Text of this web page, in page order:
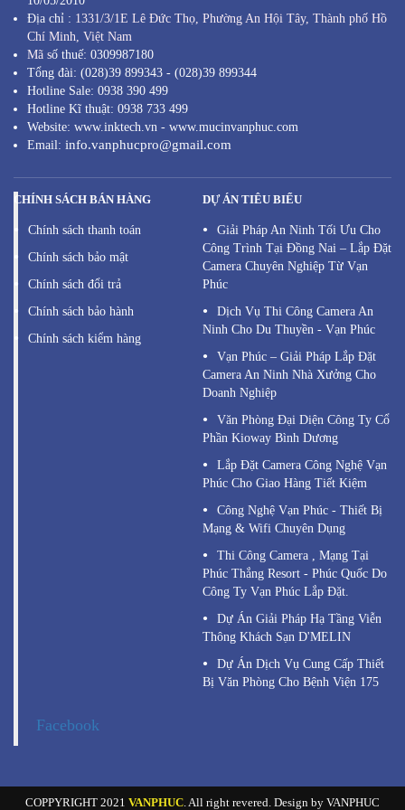
Địa chỉ : 1331/3/1E Lê Đức Thọ, Phường An Hội Tây, Thành phố Hồ
Chí Minh, Việt Nam
Mã số thuế: 0309987180
Tổng đài: (028)39 899343 - (028)39 899344
Hotline Sale: 0938 390 499
Hotline Kĩ thuật: 0938 733 499
Website: www.inktech.vn - www.mucinvanphuc.com
Email: info.vanphucpro@gmail.com
CHÍNH SÁCH BÁN HÀNG
Chính sách thanh toán
Chính sách bảo mật
Chính sách đổi trả
Chính sách bảo hành
Chính sách kiểm hàng
DỰ ÁN TIÊU BIỂU
Giải Pháp An Ninh Tối Ưu Cho
Công Trình Tại Đồng Nai – Lắp Đặt
Camera Chuyên Nghiệp Từ Vạn
Phúc
Dịch Vụ Thi Công Camera An
Ninh Cho Du Thuyền - Vạn Phúc
Vạn Phúc – Giải Pháp Lắp Đặt
Camera An Ninh Nhà Xưởng Cho
Doanh Nghiệp
Văn Phòng Đại Diện Công Ty Cổ
Phần Kioway Bình Dương
Lắp Đặt Camera Công Nghệ Vạn
Phúc Cho Giao Hàng Tiết Kiệm
Công Nghệ Vạn Phúc - Thiết Bị
Mạng & Wifi Chuyên Dụng
Thi Công Camera , Mạng Tại
Phúc Thắng Resort - Phúc Quốc Do
Công Ty Vạn Phúc Lắp Đặt.
Dự Án Giải Pháp Hạ Tầng Viễn
Thông Khách Sạn D'MELIN
Dự Án Dịch Vụ Cung Cấp Thiết
Bị Văn Phòng Cho Bệnh Viện 175
Facebook
COPPYRIGHT 2021 VANPHUC. All right revered. Design by VANPHUC